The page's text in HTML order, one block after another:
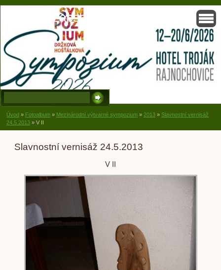
Solisko, zapsaný spolek, Držková
Úvod » Fotoalbum » Mezinárodní výtvarné sympozium » 2013 » Slavnostní vernisáž
24.5.2013 » V II
Slavnostní vernisáž 24.5.2013
V II